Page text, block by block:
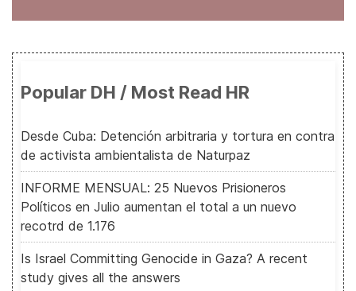
Popular DH / Most Read HR
Desde Cuba: Detención arbitraria y tortura en contra
de activista ambientalista de Naturpaz
INFORME MENSUAL: 25 Nuevos Prisioneros
Políticos en Julio aumentan el total a un nuevo
recotrd de 1.176
Is Israel Committing Genocide in Gaza? A recent
study gives all the answers